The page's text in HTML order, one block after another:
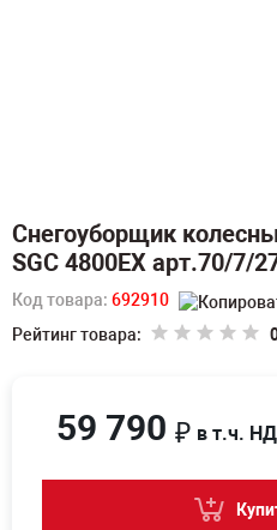
Снегоуборщик
SGC 4800EX арт.70/7/
Код товара: 692910
Рейтинг товара:
59 790 ₽ в т.ч.